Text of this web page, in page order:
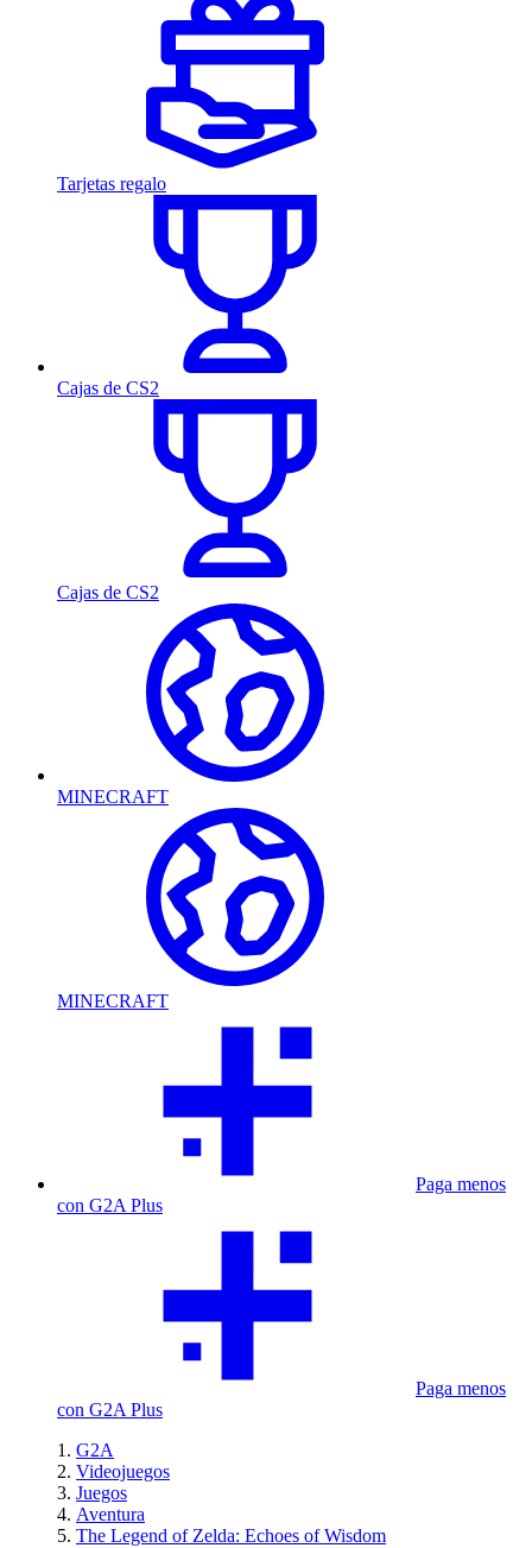
Tarjetas regalo
Cajas de CS2
Cajas de CS2
MINECRAFT
MINECRAFT
Paga menos
con G2A Plus
Paga menos
con G2A Plus
G2A
Videojuegos
Juegos
Aventura
The Legend of Zelda: Echoes of Wisdom